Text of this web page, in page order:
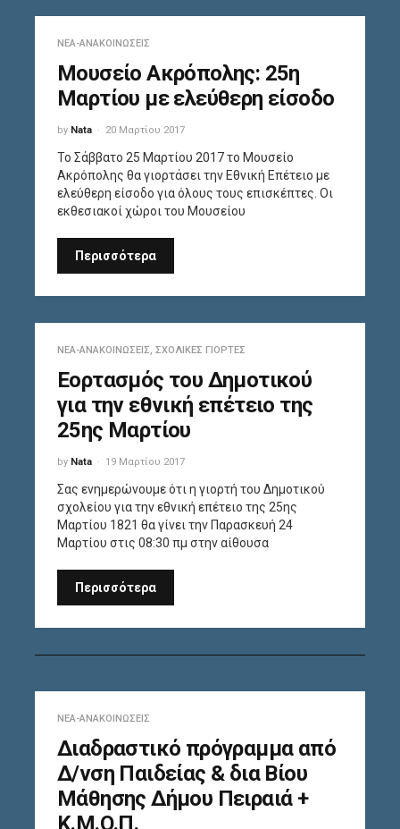
ΝΈΑ-ΑΝΑΚΟΙΝΏΣΕΙΣ
Μουσείο Ακρόπολης: 25η
Μαρτίου με ελεύθερη είσοδο
by Nata 20 Μαρτίου 2017
Το Σάββατο 25 Μαρτίου 2017 το Μουσείο
Ακρόπολης θα γιορτάσει την Εθνική Επέτειο με
ελεύθερη είσοδο για όλους τους επισκέπτες. Οι
εκθεσιακοί χώροι του Μουσείου
Περισσότερα
ΝΈΑ-ΑΝΑΚΟΙΝΏΣΕΙΣ, ΣΧΟΛΙΚΈΣ ΓΙΟΡΤΈΣ
Εορτασμός του Δημοτικού
για την εθνική επέτειο της
25ης Μαρτίου
by Nata 19 Μαρτίου 2017
Σας ενημερώνουμε ότι η γιορτή του Δημοτικού
σχολείου για την εθνική επέτειο της 25ης
Μαρτίου 1821 θα γίνει την Παρασκευή 24
Μαρτίου στις 08:30 πμ στην αίθουσα
Περισσότερα
ΝΈΑ-ΑΝΑΚΟΙΝΏΣΕΙΣ
Διαδραστικό πρόγραμμα από
Δ/νση Παιδείας & δια Βίου
Μάθησης Δήμου Πειραιά +
Κ.Μ.Ο.Π.